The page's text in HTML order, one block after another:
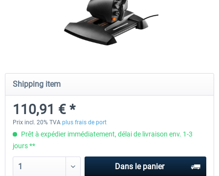
Honeycomb - Bravo Throttle Quadrant
252,09 € *
Honeycomb Yoke & Throttle
Shipping item
110,91 € *
Prix incl. 20% TVA plus frais de port
Prêt à expédier immédiatement, délai de livraison env. 1-3
jours **
Dans le panier